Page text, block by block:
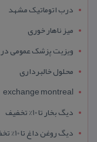
درب اتوماتیک مشهد
میز ناهار خوری
ویزیت پزشک عمومی
محلول خالبرداری
exchange montreal
دیگ بخار تا 10% تخفیف
دیگ روغن داغ تا 10% تخفیف